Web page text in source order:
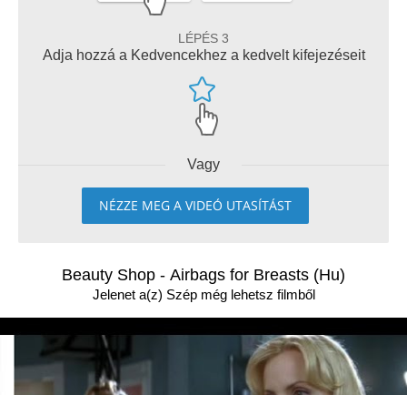
LÉPÉS 3
Adja hozzá a Kedvencekhez a kedvelt kifejezéseit
Vagy
NÉZZE MEG A VIDEÓ UTASÍTÁST
Beauty Shop - Airbags for Breasts (Hu)
Jelenet a(z) Szép még lehetsz filmből